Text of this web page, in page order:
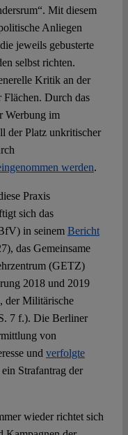
Mit diesem
Anliegen
jeweils gebusterte
selbst richten.
Kritik an der
Durch das
Werbung im
der Platz unkritischer
werden.
Praxis
sich das
in seinem Bericht
das Gemeinsame
(GETZ)
2018 und 2019
der Militärische
7 f.). Die Berliner
von
und verfolgte
ein Strafantrag der
wieder richtet sich